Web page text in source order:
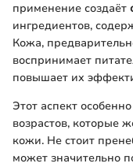
применение создаёт
ингредиентов,
Кожа,
воспринимает
повышает их
Этот аспект
возрастов, которые
кожи. Не стоит
может значительно